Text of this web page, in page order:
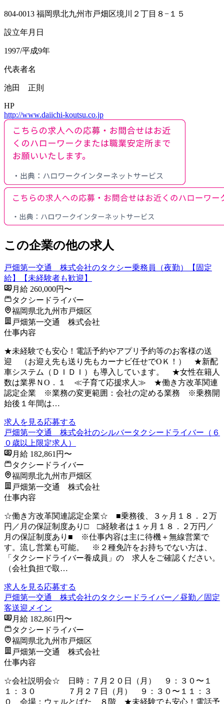
804-0013 福岡県北九州市戸畑区境川２丁目８−１５
設立年月日
1997/平成9年
代表者名
池田 正則
HP
http://www.daiichi-koutsu.co.jp
この企業の他の求人
戸畑第一交通 株式会社のタクシー乗務員（夜勤）【固定
給】【未経験者も歓迎】
月給 260,000円〜
タクシードライバー
福岡県北九州市戸畑区
戸畑第一交通 株式会社
仕事内容
★未経験でも安心！電話予約やアプリ予約等のお客様の送
迎 （お迎え先も送り先もカーナビ任せでОＫ！） ★新配
車システム（ＤＩＤＩ）も導入しています。 ★女性在籍人
数は業界ＮО．１ ≪子育て応援求人≫ ★働き方改革関連
認定企業 ※業務の変更範囲：会社の定める業務 ※乗務開
始後１年間は…
求人を見る応募する
戸畑第一交通 株式会社のシルバータクシードライバー（６
０歳以上限定求人）
月給 182,861円〜
タクシードライバー
福岡県北九州市戸畑区
戸畑第一交通 株式会社
仕事内容
☆働き方改革関連認定企業☆ ■乗務後、３ヶ月１８．２万
円／月の保証制度あり□ □経験者は１ヶ月１８．２万円／
月の保証制度あり■ ※仕事内容は主に待機＋無線営業で
す。流し営業も可能。 ※２種免許をお持ちでない方は、
「タクシードライバー養成員」の 求人をご確認ください。
（会社負担で取…
求人を見る応募する
戸畑第一交通 株式会社のタクシードライバー／昼勤／固定
客送迎メイン
月給 182,861円〜
タクシードライバー
福岡県北九州市戸畑区
戸畑第一交通 株式会社
仕事内容
☆会社説明会☆ 日時：７月２０日（月） ９：３０〜１
１：３０ ７月２７日（月） ９：３０〜１１：３
０ 会場：ウェルとばた ８階 ★未経験でも安心！電話予